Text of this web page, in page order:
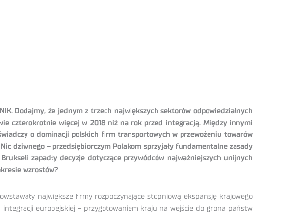
Dodajmy, że jednym z trzech największych sektorów odpowiedzialnych
czterokrotnie więcej w 2018 niż na rok przed integracją. Między innymi
o dominacji polskich firm transportowych w przewożeniu towarów
dziwnego – przedsiębiorczym Polakom sprzyjały fundamentalne zasady
Brukseli zapadły decyzje dotyczące przywódców najważniejszych unijnych
wzrostów?
największe firmy rozpoczynające stopniową ekspansję krajowego
europejskiej – przygotowaniem kraju na wejście do grona państw